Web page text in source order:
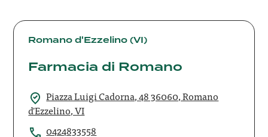
Romano d'Ezzelino (VI)
Farmacia di Romano
Piazza Luigi Cadorna, 48 36060, Romano
d'Ezzelino, VI
0424833558
Farmacia